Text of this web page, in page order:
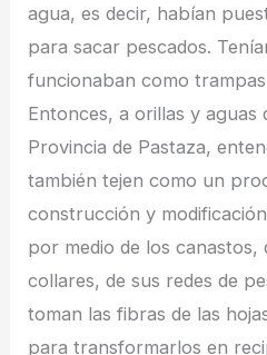
agua, es decir, habían
para sacar pescados.
funcionaban como
Entonces, a orillas y
Provincia de Pastaza,
también tejen como un
construcción y
por medio de los canastos,
collares, de sus redes de
toman las fibras de las
para transformarlos en